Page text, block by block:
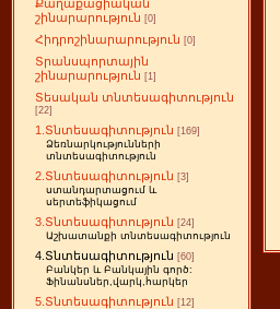
Քաղաքացիական
շինարարություն [0]
Հիդրոշինարարություն [0]
Տրանսպորտային
շինարարություն [1]
Տեսական տնտեսագիտություն
[22]
1.Տնտեսագիտություն [169]
Ձեռնարկությունների
տնտեսագիտություն
2.Տնտեսագիտություն [3]
ստանդարտացում և
սերտեֆիկացում
3.Տնտեսագիտություն [24]
Աշխատանքի տնտեսագիտություն
4.Տնտեսագիտություն [60]
Բանկեր և Բանկային գործ:
Ֆինանսներ,վարկ,հարկեր
5.Տնտեսագիտություն [12]